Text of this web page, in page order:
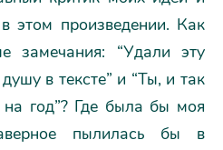
этом произведении. Как
замечания: “Удали эту
в тексте” и “Ты, и так
год”? Где была бы моя
пылилась бы в